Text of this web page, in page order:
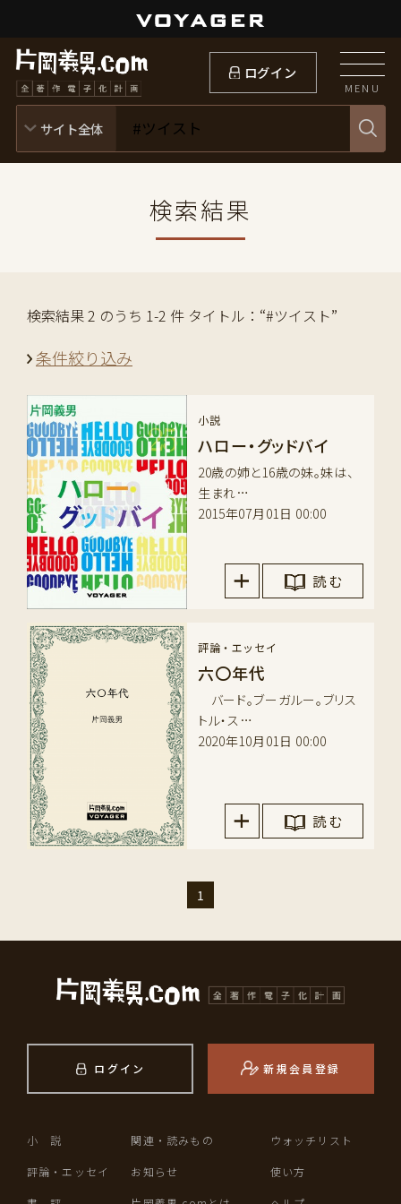
ログイン
MENU
検索結果
検索結果 2 のうち 1-2 件 タイトル：“#ツイスト”
条件絞り込み
小説
ハロー・グッドバイ
20歳の姉と16歳の妹。妹は、
生まれ…
2015年07月01日 00:00
読 む
評論・エッセイ
六〇年代
バード。ブーガルー。ブリス
トル・ス…
2020年10月01日 00:00
読 む
1
ログイン 新規会員登録
小 説
評論・エッセイ
関連・読みもの
お知らせ
ウォッチリスト
使い方